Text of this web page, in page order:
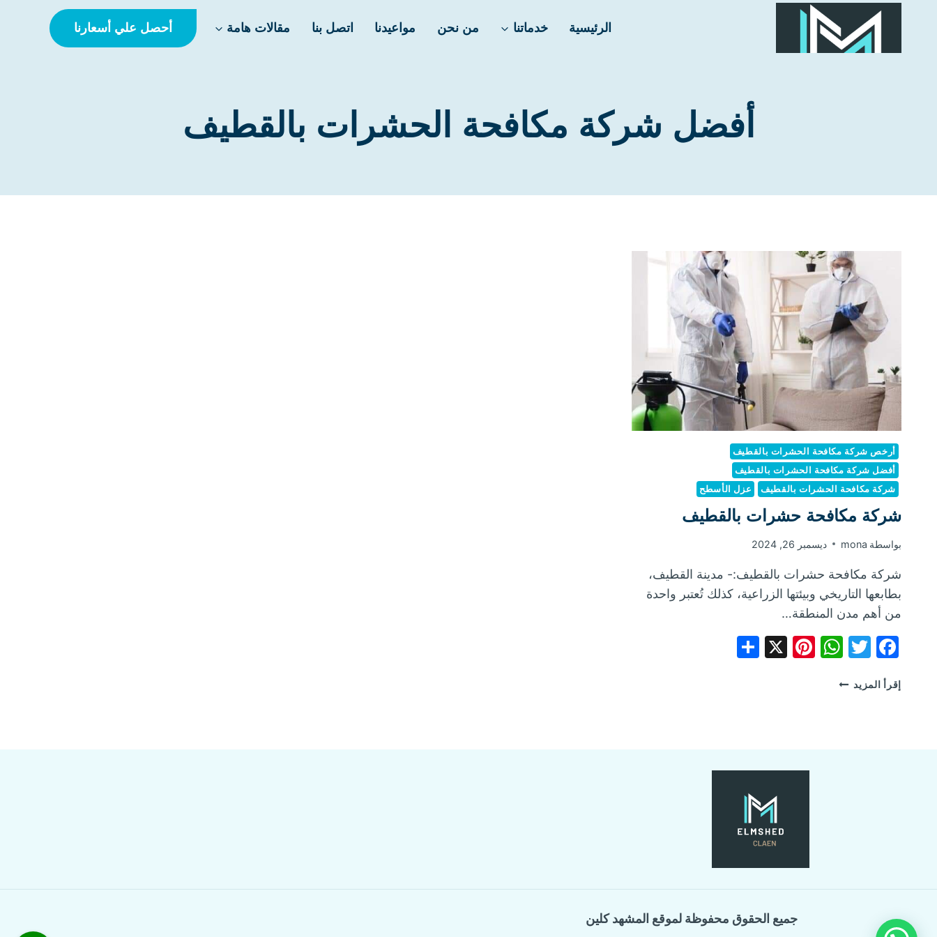
الرئيسية خدماتنا من نحن مواعيدنا اتصل بنا مقالات هامة أحصل علي أسعارنا
أفضل شركة مكافحة الحشرات بالقطيف
أرخص شركة مكافحة الحشرات بالقطيف
أفضل شركة مكافحة الحشرات بالقطيف
شركة مكافحة الحشرات بالقطيف
عزل الأسطح
شركة مكافحة حشرات بالقطيف
بواسطة mona ديسمبر 26, 2024
شركة مكافحة حشرات بالقطيف:- مدينة القطيف،
بطابعها التاريخي وبيئتها الزراعية، كذلك تُعتبر واحدة
من أهم مدن المنطقة…
Facebook
Twitter
WhatsApp
Pinterest
X
إقرأ المزيد شركة
جميع الحقوق محفوظة لموقع المشهد كلين